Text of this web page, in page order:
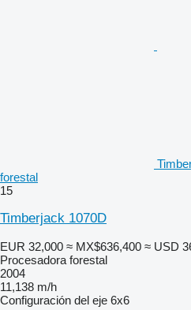
forestal
15
Timberjack 1070D
EUR 32,000 ≈ MX$636,400 ≈ USD
Procesadora forestal
2004
11,138 m/h
Configuración del eje 6x6